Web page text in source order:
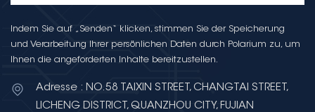
Indem Sie auf „Senden“ klicken, stimmen Sie der Speicherung
und Verarbeitung Ihrer persönlichen Daten durch Polarium zu, um
Ihnen die angeforderten Inhalte bereitzustellen.
Adresse : NO.58 TAIXIN STREET, CHANGTAI STREET,
LICHENG DISTRICT, QUANZHOU CITY, FUJIAN